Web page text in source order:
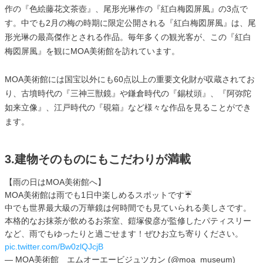
作の『色絵藤花文茶壺』、尾形光琳作の『紅白梅図屏風』の3点で
す。中でも2月の梅の時期に限定公開される『紅白梅図屏風』は、尾
形光琳の最高傑作とされる作品。毎年多くの観光客が、この『紅白
梅図屏風』を観にMOA美術館を訪れています。
MOA美術館には国宝以外にも60点以上の重要文化財が収蔵されてお
り、古墳時代の『三神三獣鏡』や鎌倉時代の『錫杖頭』、『阿弥陀
如来立像』、江戸時代の『硯箱』など様々な作品を見ることができ
ます。
3.建物そのものにもこだわりが満載
【雨の日はMOA美術館へ】
MOA美術館は雨でも1日中楽しめるスポットです☔️
中でも世界最大級の万華鏡は何時間でも見ていられる美しさです。
本格的なお抹茶が飲めるお茶室、鎧塚俊彦が監修したパティスリー
など、雨でもゆったりと過ごせます！ぜひお立ち寄りください。
pic.twitter.com/Bw0zlQJcjB
— MOA美術館 エムオーエービジュツカン (@moa_museum)